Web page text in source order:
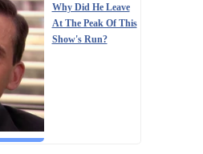
Why Did He Leave
At The Peak Of This
Show's Run?